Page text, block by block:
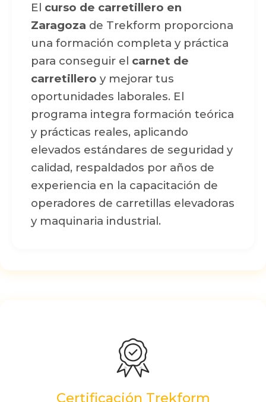
El curso de carretillero en
Zaragoza de Trekform proporciona
una formación completa y práctica
para conseguir el carnet de
carretillero y mejorar tus
oportunidades laborales. El
programa integra formación teórica
y prácticas reales, aplicando
elevados estándares de seguridad y
calidad, respaldados por años de
experiencia en la capacitación de
operadores de carretillas elevadoras
y maquinaria industrial.
Certificación Trekform